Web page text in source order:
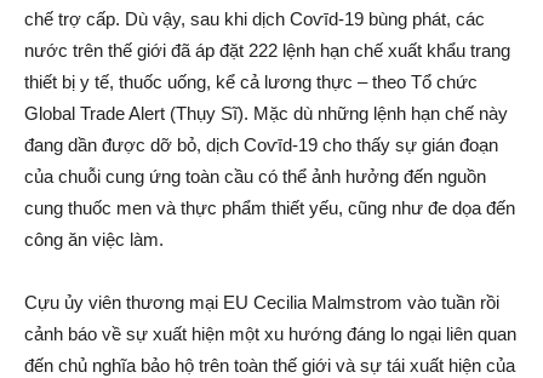
chế trợ cấp. Dù vậy, sau khi dịc‌h Coѵīd-19 bùng phát, các
nước trên thế giới đã áp đặt 222 lệnh hạn chế xuất khẩu trang
thiết bị y tế, thu‌ốc uống, kể cả lương thực – theo Tổ chức
Global Trade Alert (Thụy Sĩ). Mặc dù những lệnh hạn chế này
đang dần được dỡ bỏ, dịc‌h Coѵīd-19 cho thấy sự gián đoạn
của chuỗi cung ứng toàn cầu có thể ảnh hưởng đến nguồn
cung thu‌ốc men và thực phẩm thiết yếu, cũng như đe dọ‌a đến
công ăn việc làm.
Cựu ủy viên thương mại EU Cecilia Malmstrom vào tuần rồi
cảnh báo về sự xuất hiện một xu hướng đáng lo ngại liên quan
đến chủ nghĩa bảo hộ trên toàn thế giới và sự tá‌i xuất hiện của